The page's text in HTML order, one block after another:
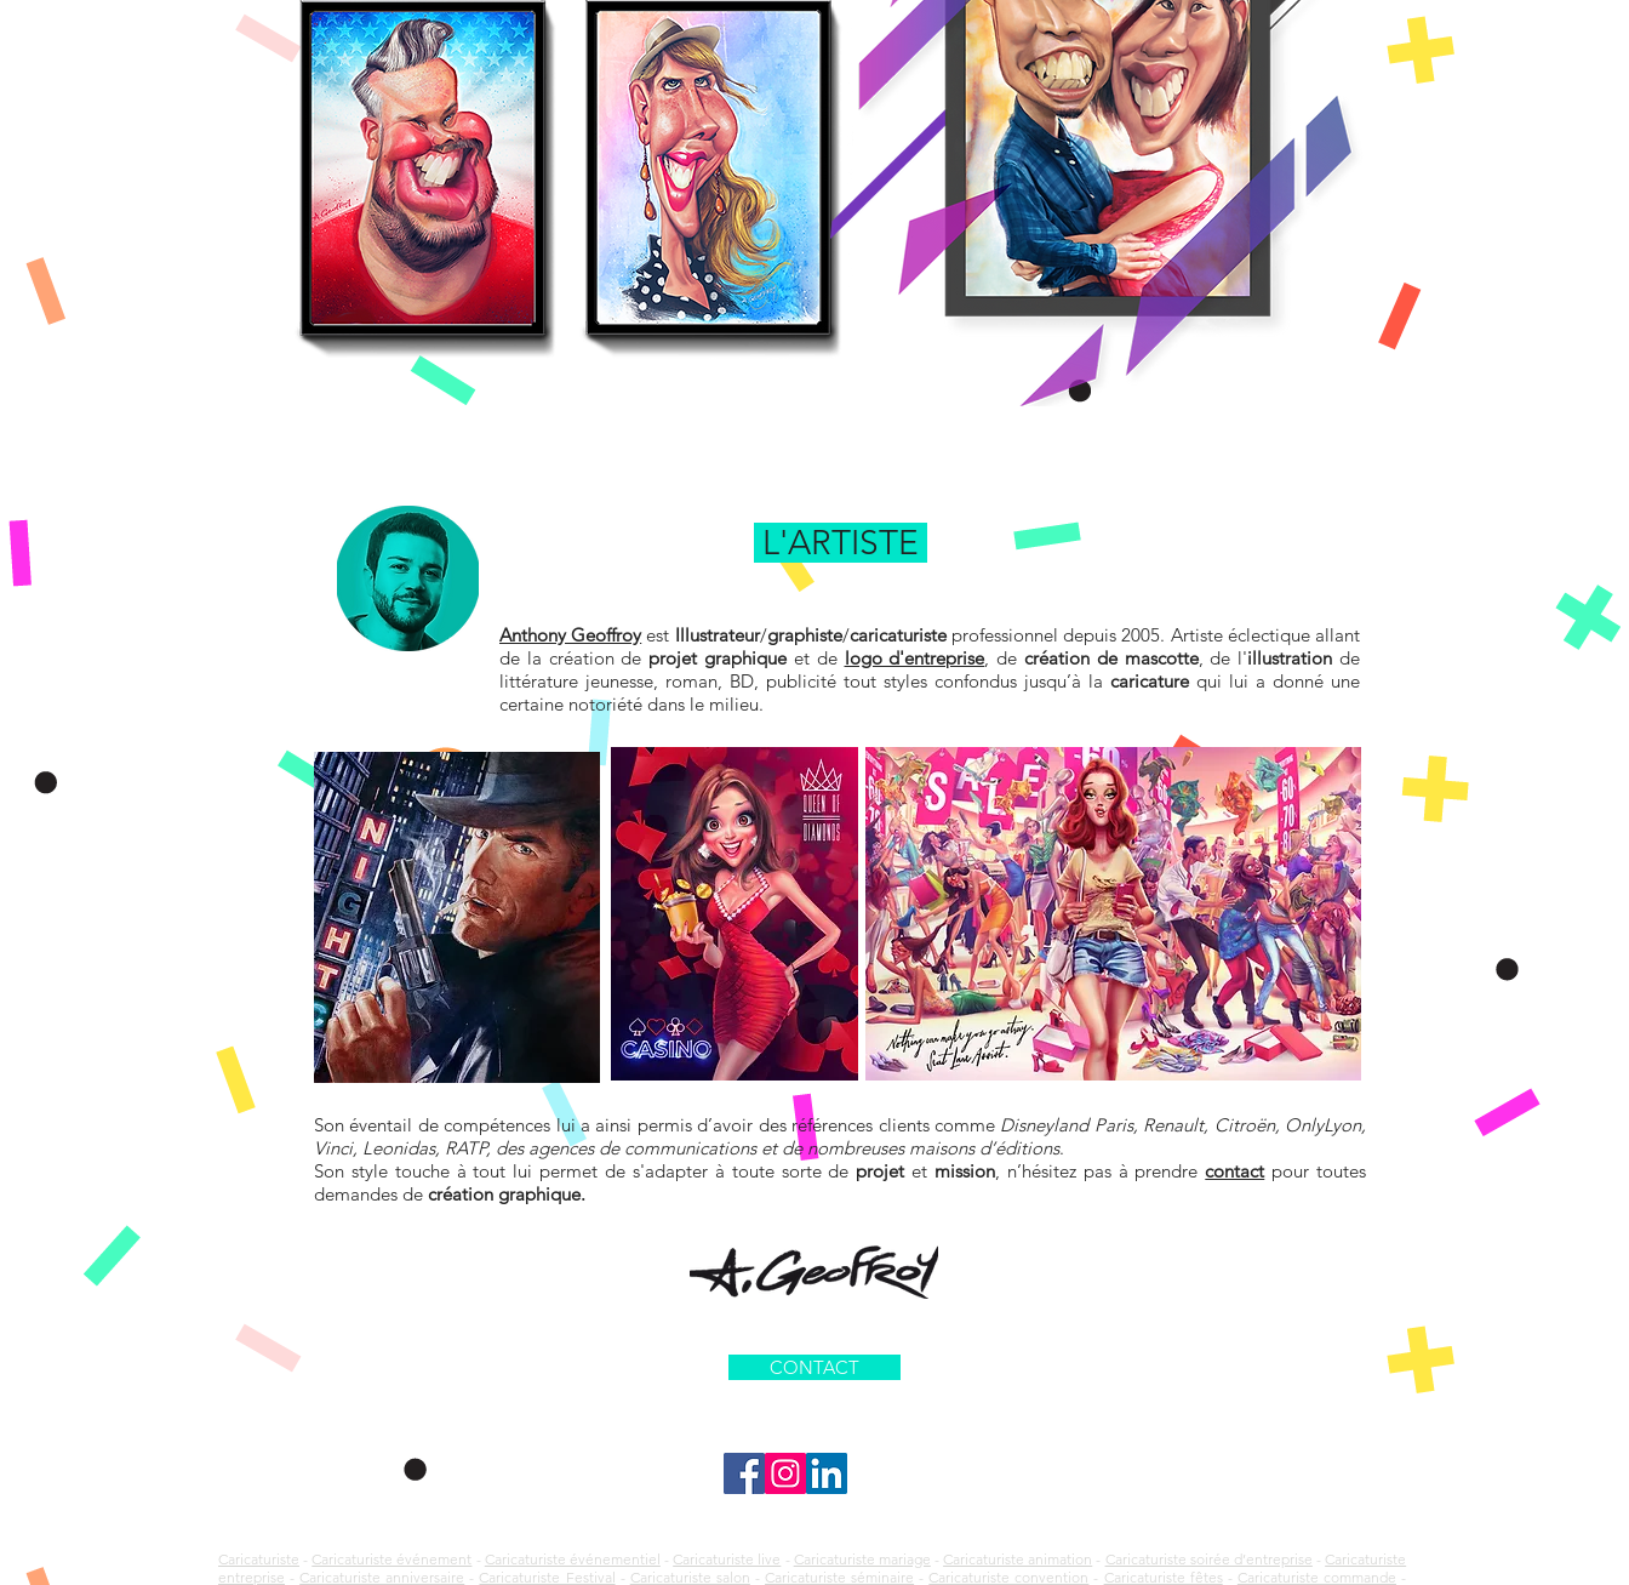
L'ARTISTE
Anthony Geoffroyest Illustrateur/graphiste/caricaturisteprofessionnel depuis 2005. Artiste éclectique allant
de la création de projet graphiqueet de logo d'entreprise, de création de mascotte, de l'illustration de
littérature jeunesse, roman, BD, publicité tout styles confondus jusqu’à la caricaturequi lui a donné une
certaine notoriété dans le milieu.
Son éventail de compétences lui a ainsi permis d’avoir des références clients comme Disneyland Paris, Renault, Citroën, OnlyLyon,
Vinci, Leonidas, RATP, des agences de communications et de nombreuses maisons d’éditions.
Son style touche à tout lui permet de s'adapter à toute sorte de projetet mission, n’hésitez pas à prendrecontactpour toutes
demandes de création graphique.
CONTACT
Caricaturiste - Caricaturiste événement - Caricaturiste événementiel - Caricaturiste live - Caricaturiste mariage - Caricaturiste animation - Caricaturiste soirée d’entreprise - Caricaturiste
entreprise - Caricaturiste anniversaire - Caricaturiste Festival - Caricaturiste salon - Caricaturiste séminaire - Caricaturiste convention - Caricaturiste fêtes - Caricaturiste commande -